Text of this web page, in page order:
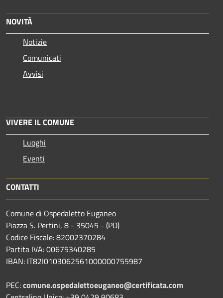
NOVITÀ
Notizie
Comunicati
Avvisi
VIVERE IL COMUNE
Luoghi
Eventi
CONTATTI
Comune di Ospedaletto Euganeo
Piazza S. Pertini, 8 - 35045 - (PD)
Codice Fiscale: 82002370284
Partita IVA: 00675340285
IBAN: IT82I0103062561000000755987
PEC:comune.ospedalettoeuganeo@certificata.com